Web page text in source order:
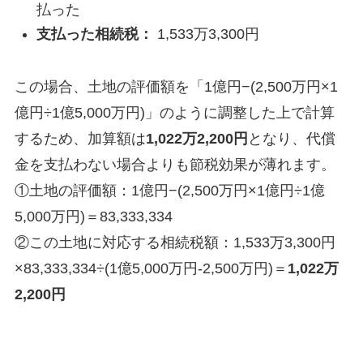
払った
支払った相続税：
1,533万3,300円
この場合、土地の評価額を「1億円−(2,500万円×1
億円÷1億5,000万円​)」のように調整した上で計算
するため、加算額は1,022万2,200円 となり、代償
金を支払わない場合よりも節税効果が薄れます。
①土地の評価額：1億円−(2,500万円×1億円÷1億
5,000万円​)＝83,333,334
②この土地に対応する相続税額：1,533万3,300円
×83,333,334÷(1億5,000万円​-2,500万円)＝ 1,022万
2,200円